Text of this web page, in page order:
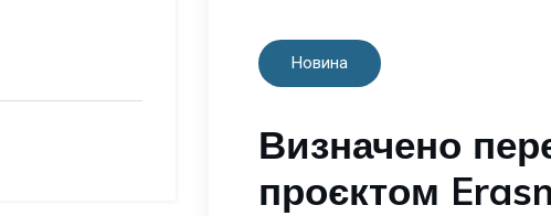
Новина
Визначено
проєктом